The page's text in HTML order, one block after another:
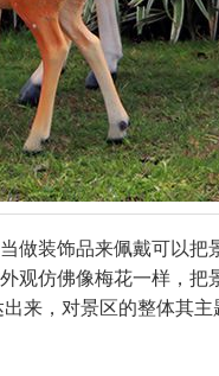
做装饰品来佩戴可以把
观仿佛像梅花一样，把
来，对景区的整体其